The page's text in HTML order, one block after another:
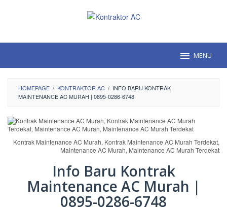
MENU
HOMEPAGE / KONTRAKTOR AC / INFO BARU KONTRAK
MAINTENANCE AC MURAH | 0895-0286-6748
Kontrak Maintenance AC Murah, Kontrak Maintenance AC Murah Terdekat,
Maintenance AC Murah, Maintenance AC Murah Terdekat
Info Baru Kontrak
Maintenance AC Murah |
0895-0286-6748